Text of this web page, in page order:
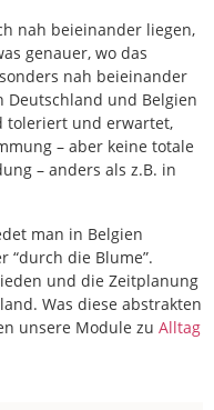
nah beieinander liegen,
genauer, wo das
nah beieinander
Deutschland und Belgien
toleriert und erwartet,
– aber keine totale
– anders als z.B. in
man in Belgien
die Blume”.
und die Zeitplanung
Was diese abstrakten
unsere Module zu Alltag